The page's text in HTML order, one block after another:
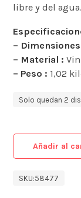
libre y del agua.
–
– Material :
– Peso : 1,02
Solo quedan 2
Añadir al
SKU:58477